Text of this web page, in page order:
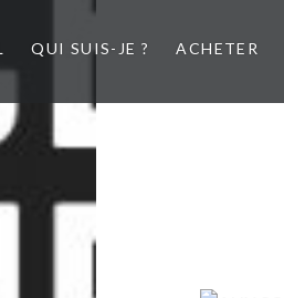
QUI SUIS-JE ? ACHETER